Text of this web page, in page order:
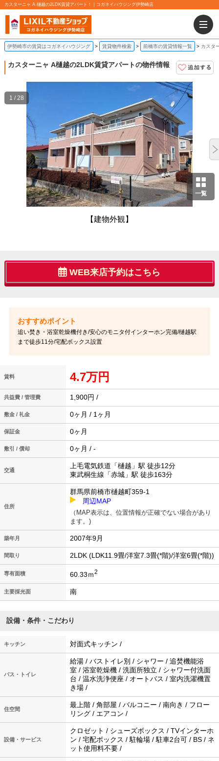
カスターニャ A 樋越の2LDK賃貸アパート！｜コガネイハウジング伊勢崎店
伊勢崎市の賃貸はコガネイハウジング 賃貸物件検索 前橋市の賃貸情報一覧 カスタ
カスターニャ A樋越の2LDK賃貸アパートの物件情報
一覧
【建物外観】
1 / 28
WEB来店予約はこちら
追い焚き・浴室乾燥機付き/安心のモニタ付インターホン完備/樋越駅
まで徒歩11分/宅配ボックス設置
賃料 4.7万円
共益費 / 管理費 1,900円 /
敷金 / 礼金 0ヶ月 / 1ヶ月
保証金 0ヶ月
敷引 / 償却 0ヶ月 / -
交通
上毛電気鉄道「樋越」駅 徒歩12分
東武桐生線「赤城」駅 徒歩163分
住所
群馬県前橋市樋越町359-1
周辺MAP
（MAP表示は、位置情報が正確でない場合があり
ます。)
築年月 2007年9月
間取り 2LDK (LDK11.9畳/洋室7.3畳(*階)/洋室6畳(*階))
専有面積 60.33ｍ2
主要採光面 南
設備・条件・こだわり
キッチン 対面式キッチン /
バス・トイレ
給湯 / バストイレ別 / シャワー / 追焚機能浴
室 / 浴室乾燥機 / 洗面所独立 / シャワー付洗面
台 / 温水洗浄便座 / オートバス / 室内洗濯機置
き場 /
住空間
最上階 / 角部屋 / バルコニー / 南向き / フロー
リング / エアコン /
設備・サービス
クロゼット / シューズボックス / TVインターホ
ン / 宅配ボックス / 駐輪場 / 駐車2台可 / BS / ネ
ット使用料不要 /